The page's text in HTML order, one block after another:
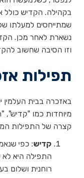
בקהילה. הקדיש כולל
שמתייחסים למעלתו
נשארת לאחר מכן.
וזו הסיבה שחשוב
תפילות
באזכרה בבית העלמין
מיוחדות כמו "קדיש",
קצרה של התפילות
קדיש: כפי
התפילה היא
רוחנית ושלום